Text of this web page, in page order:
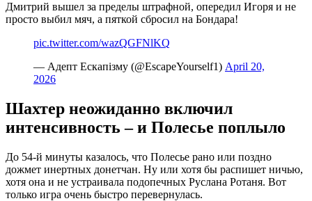
Дмитрий вышел за пределы штрафной, опередил Игоря и не
просто выбил мяч, а пяткой сбросил на Бондара!
pic.twitter.com/wazQGFNlKQ
— Адепт Ескапізму (@EscapeYourself1) April 20,
2026
Шахтер неожиданно включил
интенсивность – и Полесье поплыло
До 54-й минуты казалось, что Полесье рано или поздно
дожмет инертных донетчан. Ну или хотя бы распишет ничью,
хотя она и не устраивала подопечных Руслана Ротаня. Вот
только игра очень быстро перевернулась.